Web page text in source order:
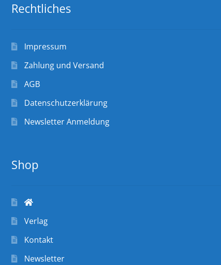
Rechtliches
Impressum
Zahlung und Versand
AGB
Datenschutzerklärung
Newsletter Anmeldung
Shop
Verlag
Kontakt
Newsletter